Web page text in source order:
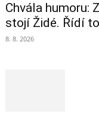
Chvála humoru:
stojí Židé. Řídí
8. 8. 2026